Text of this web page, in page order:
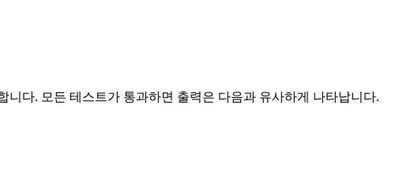
니다. 모든 테스트가 통과하면 출력은 다음과 유사하게 나타납니다.